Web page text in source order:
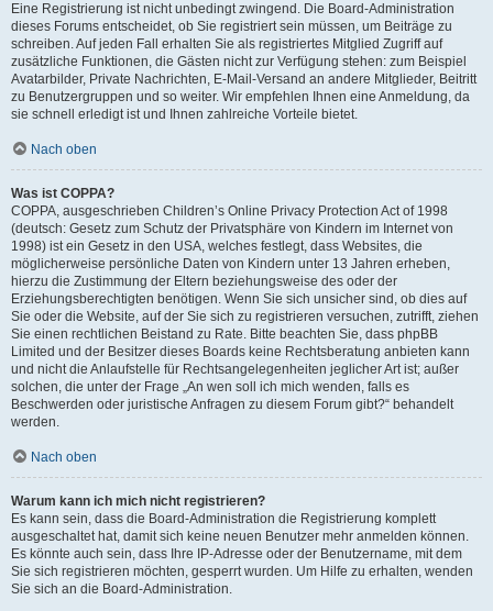
Eine Registrierung ist nicht unbedingt zwingend. Die Board-Administration
dieses Forums entscheidet, ob Sie registriert sein müssen, um Beiträge zu
schreiben. Auf jeden Fall erhalten Sie als registriertes Mitglied Zugriff auf
zusätzliche Funktionen, die Gästen nicht zur Verfügung stehen: zum Beispiel
Avatarbilder, Private Nachrichten, E-Mail-Versand an andere Mitglieder, Beitritt
zu Benutzergruppen und so weiter. Wir empfehlen Ihnen eine Anmeldung, da
sie schnell erledigt ist und Ihnen zahlreiche Vorteile bietet.
Nach oben
Was ist COPPA?
COPPA, ausgeschrieben Children’s Online Privacy Protection Act of 1998
(deutsch: Gesetz zum Schutz der Privatsphäre von Kindern im Internet von
1998) ist ein Gesetz in den USA, welches festlegt, dass Websites, die
möglicherweise persönliche Daten von Kindern unter 13 Jahren erheben,
hierzu die Zustimmung der Eltern beziehungsweise des oder der
Erziehungsberechtigten benötigen. Wenn Sie sich unsicher sind, ob dies auf
Sie oder die Website, auf der Sie sich zu registrieren versuchen, zutrifft, ziehen
Sie einen rechtlichen Beistand zu Rate. Bitte beachten Sie, dass phpBB
Limited und der Besitzer dieses Boards keine Rechtsberatung anbieten kann
und nicht die Anlaufstelle für Rechtsangelegenheiten jeglicher Art ist; außer
solchen, die unter der Frage „An wen soll ich mich wenden, falls es
Beschwerden oder juristische Anfragen zu diesem Forum gibt?“ behandelt
werden.
Nach oben
Warum kann ich mich nicht registrieren?
Es kann sein, dass die Board-Administration die Registrierung komplett
ausgeschaltet hat, damit sich keine neuen Benutzer mehr anmelden können.
Es könnte auch sein, dass Ihre IP-Adresse oder der Benutzername, mit dem
Sie sich registrieren möchten, gesperrt wurden. Um Hilfe zu erhalten, wenden
Sie sich an die Board-Administration.